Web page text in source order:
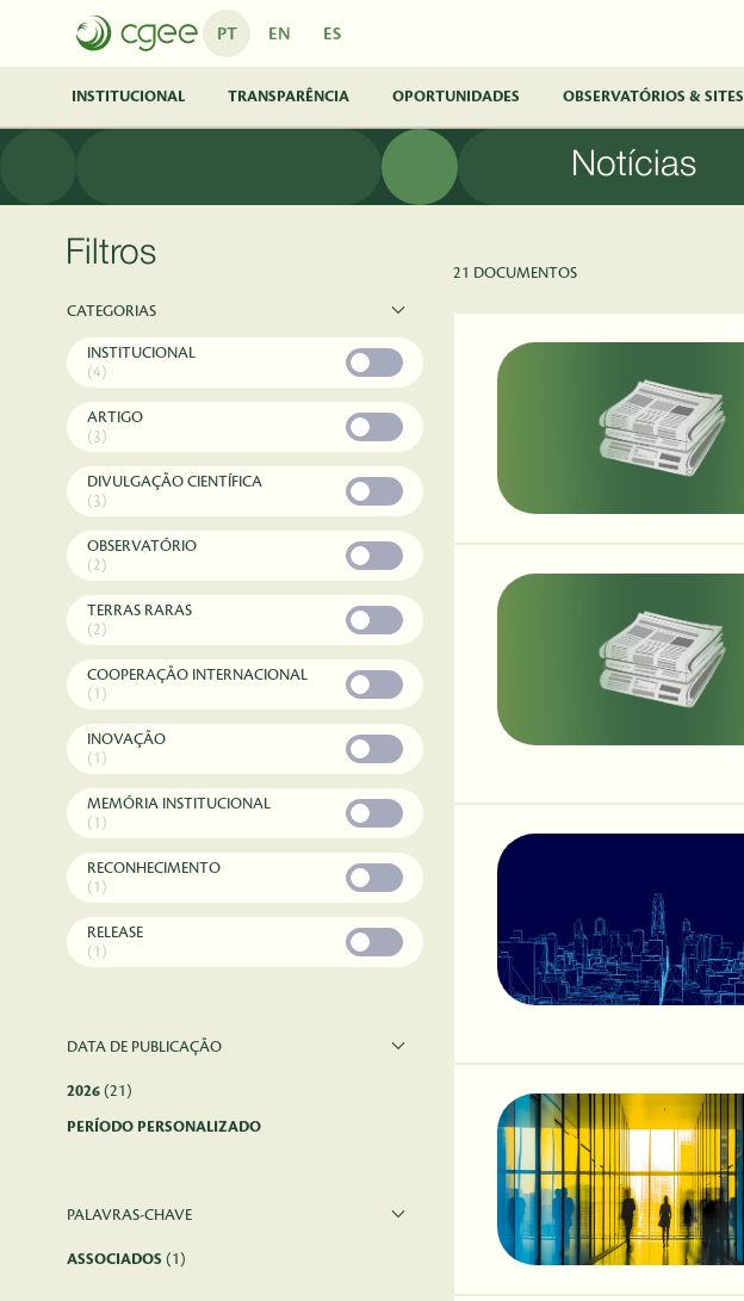
Pular para o Conteúdo principal
PT EN ES
INSTITUCIONAL TRANSPARÊNCIA OPORTUNIDADES OBSERVATÓRIOS & SITES
Notícias
Filtros
CATEGORIAS
INSTITUCIONAL
(4)
ARTIGO
(3)
DIVULGAÇÃO CIENTÍFICA
(3)
OBSERVATÓRIO
(2)
TERRAS RARAS
(2)
COOPERAÇÃO INTERNACIONAL
(1)
INOVAÇÃO
(1)
MEMÓRIA INSTITUCIONAL
(1)
RECONHECIMENTO
(1)
RELEASE
(1)
DATA DE PUBLICAÇÃO
2026 (21)
PERÍODO PERSONALIZADO
PALAVRAS-CHAVE
ASSOCIADOS (1)
21 DOCUMENTOS